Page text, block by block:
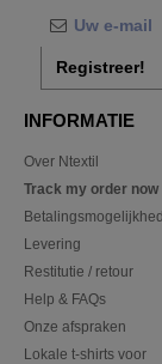
Registreer!
INFORMATIE
Over Ntextil
Track my order now
Levering
Restitutie / retour
Help & FAQs
Onze afspraken
Lokale t-shirts voor